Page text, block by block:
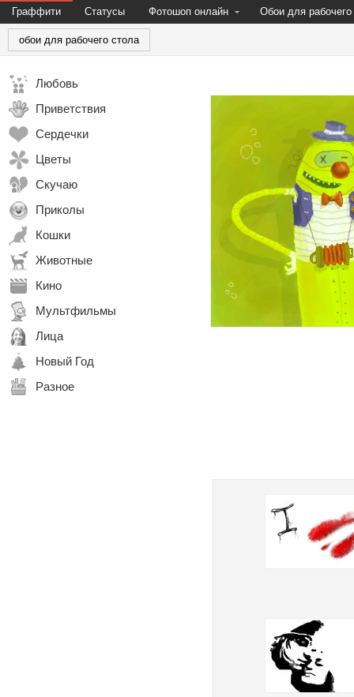
Граффити Статусы Фотошоп онлайн Обои для рабочего
обои для рабочего стола
Любовь
Приветствия
Сердечки
Цветы
Скучаю
Приколы
Кошки
Животные
Кино
Мультфильмы
Лица
Новый Год
Разное